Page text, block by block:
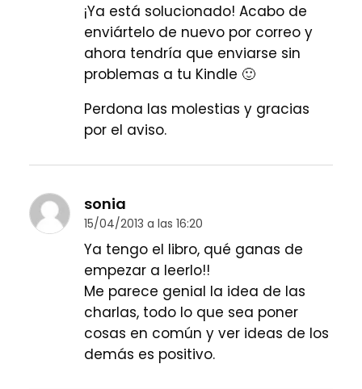
¡Ya está solucionado! Acabo de
enviártelo de nuevo por correo y
ahora tendría que enviarse sin
problemas a tu Kindle 🙂
Perdona las molestias y gracias
por el aviso.
sonia
15/04/2013 a las 16:20
Ya tengo el libro, qué ganas de
empezar a leerlo!!
Me parece genial la idea de las
charlas, todo lo que sea poner
cosas en común y ver ideas de los
demás es positivo.